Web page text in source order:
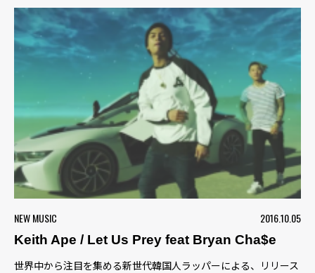
NEW MUSIC
2016.10.05
Keith Ape / Let Us Prey feat Bryan Cha$e
世界中から注目を集める新世代韓国人ラッパーによる、リリース